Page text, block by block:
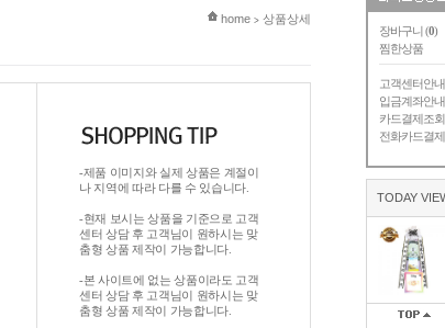
장바구니 (0)
찜한상품
고객센터안내
입금계좌안내
카드결제조회
전화카드결제
TODAY
현재 위치
home > 상품상세
-제품 이미지와 실제 상품은 계절이
나 지역에 따라 다를 수 있습니다.
-현재 보시는 상품을 기준으로 고객
센터 상담 후 고객님이 원하시는 맞
춤형 상품 제작이 가능합니다.
-본 사이트에 없는 상품이라도 고객
센터 상담 후 고객님이 원하시는 맞
춤형 상품 제작이 가능합니다.